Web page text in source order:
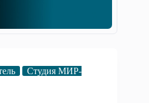
Студия МИР-